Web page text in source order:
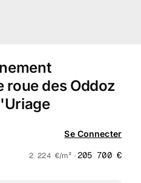
roue des Oddoz
Se Connecter
2 224 €/m² · 205 700 €